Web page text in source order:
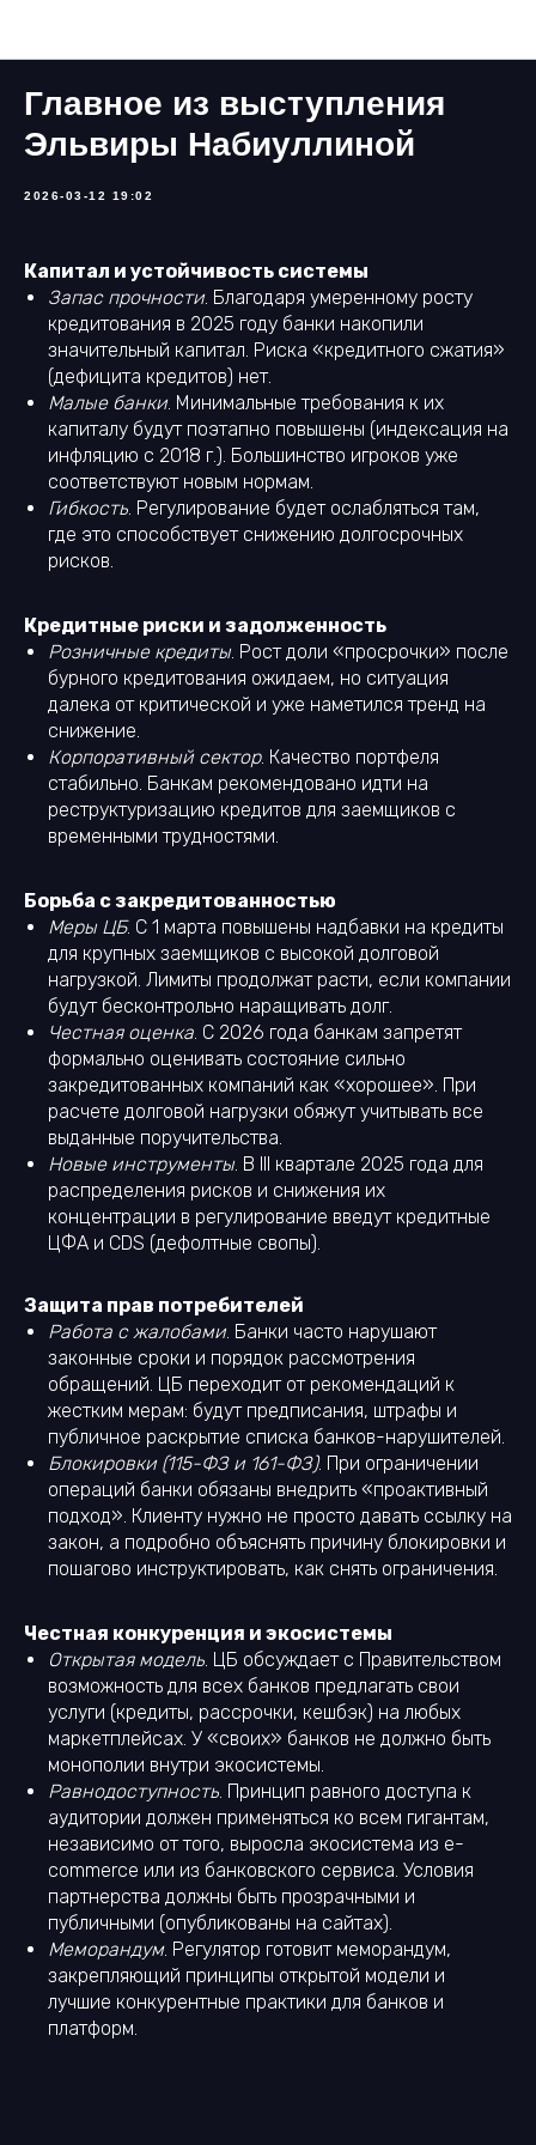
Главное из выступления
Эльвиры Набиуллиной
2026-03-12 19:02
Капитал и устойчивость системы
Запас прочности. Благодаря умеренному росту
кредитования в 2025 году банки накопили
значительный капитал. Риска «кредитного сжатия»
(дефицита кредитов) нет.
Малые банки. Минимальные требования к их
капиталу будут поэтапно повышены (индексация на
инфляцию с 2018 г.). Большинство игроков уже
соответствуют новым нормам.
Гибкость. Регулирование будет ослабляться там,
где это способствует снижению долгосрочных
рисков.
Кредитные риски и задолженность
Розничные кредиты. Рост доли «просрочки» после
бурного кредитования ожидаем, но ситуация
далека от критической и уже наметился тренд на
снижение.
Корпоративный сектор. Качество портфеля
стабильно. Банкам рекомендовано идти на
реструктуризацию кредитов для заемщиков с
временными трудностями.
Борьба с закредитованностью
Меры ЦБ. С 1 марта повышены надбавки на кредиты
для крупных заемщиков с высокой долговой
нагрузкой. Лимиты продолжат расти, если компании
будут бесконтрольно наращивать долг.
Честная оценка. С 2026 года банкам запретят
формально оценивать состояние сильно
закредитованных компаний как «хорошее». При
расчете долговой нагрузки обяжут учитывать все
выданные поручительства.
Новые инструменты. В III квартале 2025 года для
распределения рисков и снижения их
концентрации в регулирование введут кредитные
ЦФА и CDS (дефолтные свопы).
Защита прав потребителей
Работа с жалобами. Банки часто нарушают
законные сроки и порядок рассмотрения
обращений. ЦБ переходит от рекомендаций к
жестким мерам: будут предписания, штрафы и
публичное раскрытие списка банков-нарушителей.
Блокировки (115-ФЗ и 161-ФЗ). При ограничении
операций банки обязаны внедрить «проактивный
подход». Клиенту нужно не просто давать ссылку на
закон, а подробно объяснять причину блокировки и
пошагово инструктировать, как снять ограничения.
Честная конкуренция и экосистемы
Открытая модель. ЦБ обсуждает с Правительством
возможность для всех банков предлагать свои
услуги (кредиты, рассрочки, кешбэк) на любых
маркетплейсах. У «своих» банков не должно быть
монополии внутри экосистемы.
Равнодоступность. Принцип равного доступа к
аудитории должен применяться ко всем гигантам,
независимо от того, выросла экосистема из e-
commerce или из банковского сервиса. Условия
партнерства должны быть прозрачными и
публичными (опубликованы на сайтах).
Меморандум. Регулятор готовит меморандум,
закрепляющий принципы открытой модели и
лучшие конкурентные практики для банков и
платформ.